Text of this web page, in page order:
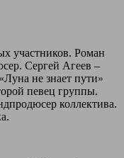
участников. Роман
Сергей Агеев –
не знает пути»
певец группы.
коллектива.